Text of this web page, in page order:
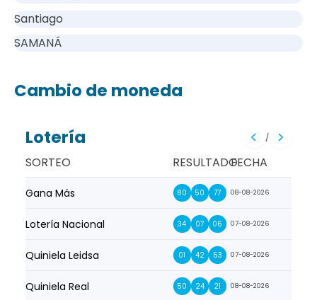
Santiago
SAMANÁ
Cambio de moneda
Lotería /
SORTEO RESULTADOFECHA
Gana Más 80 50 77 08-08-2026
Lotería Nacional 34 07 06 07-08-2026
Quiniela Leidsa 01 42 53 07-08-2026
Quiniela Real 50 24 21 08-08-2026